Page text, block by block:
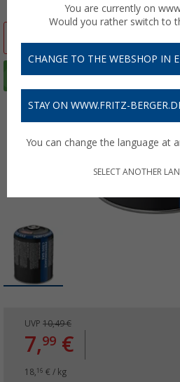
UVP 10,49 €
7,99 €
18, 16 € / kg
You are currently on
Would you rather switch to
CHANGE TO THE WEBSHOP IN
STAY ON WWW.FRITZ-
You can change the language at
SELECT ANOTHER